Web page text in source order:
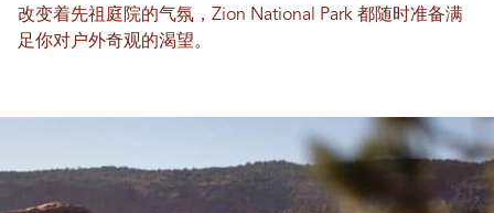
改变着先祖庭院的气氛，Zion National Park 都随时准备满
足你对户外奇观的渴望。